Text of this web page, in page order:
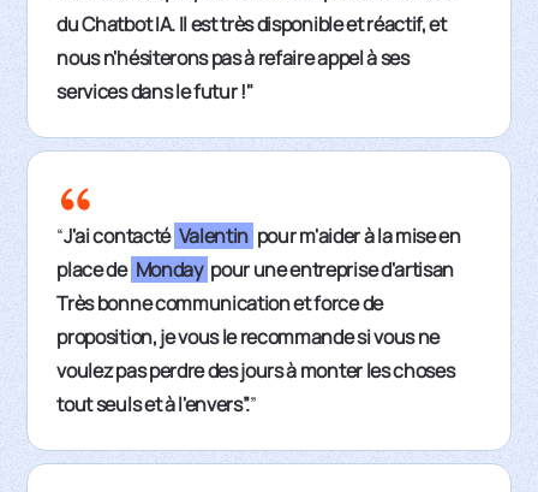
du Chatbot IA. Il est très disponible et réactif, et
nous n'hésiterons pas à refaire appel à ses
services dans le futur !"
“J'ai contacté Valentin pour m'aider à la mise en
place de Monday pour une entreprise d'artisan
Très bonne communication et force de
proposition, je vous le recommande si vous ne
voulez pas perdre des jours à monter les choses
tout seuls et à l'envers”.”